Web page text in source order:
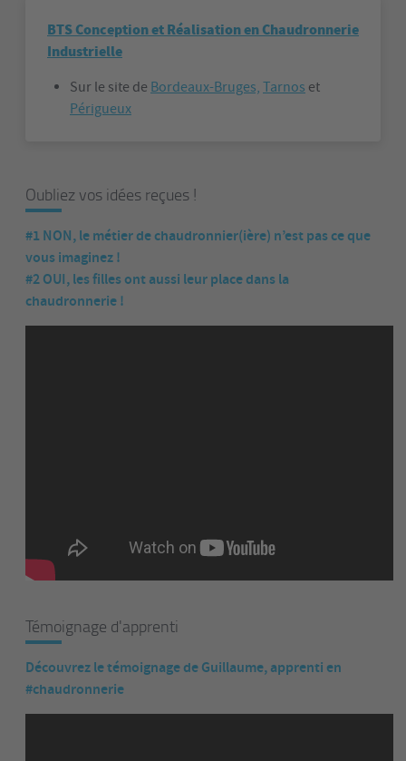
BTS Conception et Réalisation en Chaudronnerie
Industrielle
Sur le site de Bordeaux-Bruges, Tarnos et
Périgueux
Oubliez vos idées reçues !
#1 NON, le métier de chaudronnier(ière) n’est pas ce que
vous imaginez !
#2 OUI, les filles ont aussi leur place dans la
chaudronnerie !
Témoignage d'apprenti
Découvrez le témoignage de Guillaume, apprenti en
#chaudronnerie